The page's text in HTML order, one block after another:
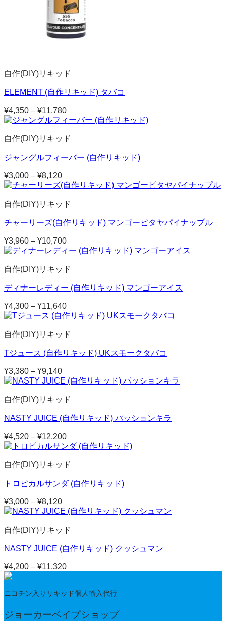
自作(DIY)リキッド
ELEMENT (自作リキッド) タバコ
¥4,350 – ¥11,780価
格
¥4,350
¥11,780
自作(DIY)リキッド
ジャングルフィーバー (自作リキッド)
¥3,000 – ¥8,120価
格
¥3,000
¥8,120
自作(DIY)リキッド
チャーリーズ(自作リキッド) マンゴーピタヤパイナップル
¥3,960 – ¥10,700価
格
¥3,960
¥10,700
自作(DIY)リキッド
ディナーレディー (自作リキッド) マンゴーアイス
¥4,300 – ¥11,640価
格
¥4,300
¥11,640
自作(DIY)リキッド
Tジュース (自作リキッド) UKスモークタバコ
¥3,380 – ¥9,140価
格
¥3,380
¥9,140
自作(DIY)リキッド
NASTY JUICE (自作リキッド) パッションキラ
¥4,520 – ¥12,200価
格
¥4,520
¥12,200
自作(DIY)リキッド
トロピカルサンダ (自作リキッド)
¥3,000 – ¥8,120価
格
¥3,000
¥8,120
自作(DIY)リキッド
NASTY JUICE (自作リキッド) クッシュマン
¥4,200 – ¥11,320価
¥4,200
¥11,320
ニコチン入りリキッド個人輸入代行
ジョーカーベイプショップ